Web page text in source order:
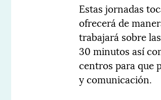
Estas jornadas
ofrecerá de
trabajará sobre
30 minutos así
centros para que
y comunicación.